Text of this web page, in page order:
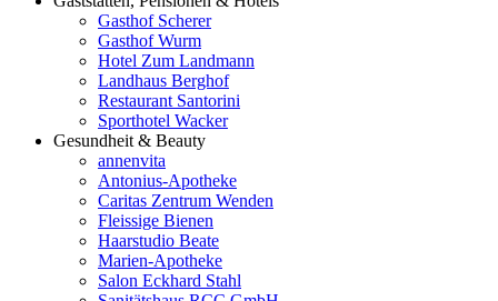
Gasthof Scherer
Gasthof Wurm
Hotel Zum Landmann
Landhaus Berghof
Restaurant Santorini
Sporthotel Wacker
Gesundheit & Beauty
annenvita
Antonius-Apotheke
Caritas Zentrum Wenden
Fleissige Bienen
Haarstudio Beate
Marien-Apotheke
Salon Eckhard Stahl